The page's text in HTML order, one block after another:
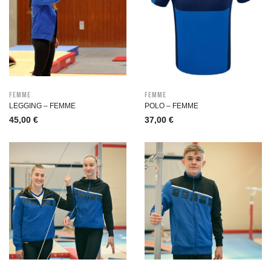
Femme
LEGGING – FEMME
45,00 €
Femme
POLO – FEMME
37,00 €